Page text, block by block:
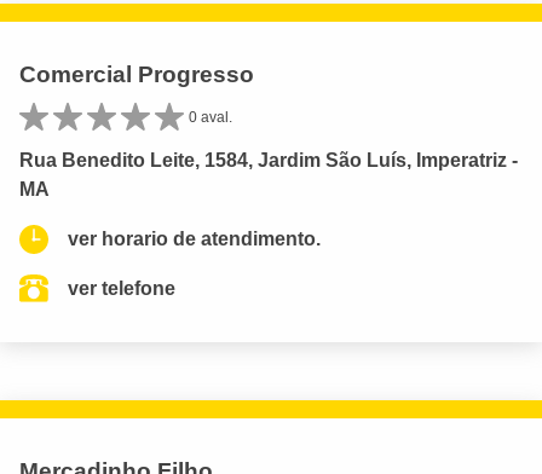
Comercial Progresso
0 aval.
Rua Benedito Leite, 1584, Jardim São Luís, Imperatriz -
MA
ver horario de atendimento.
ver telefone